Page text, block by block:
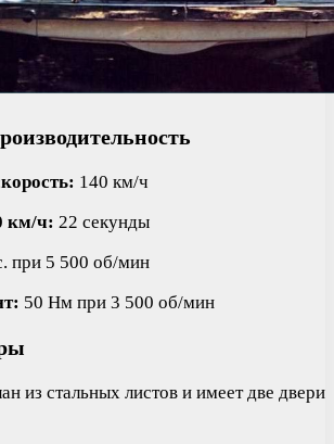
140 км/ч
км/ч: 22 секунды
при 5 500 об/мин
50 Нм при 3 500 об/мин
из стальных листов и имеет две двери